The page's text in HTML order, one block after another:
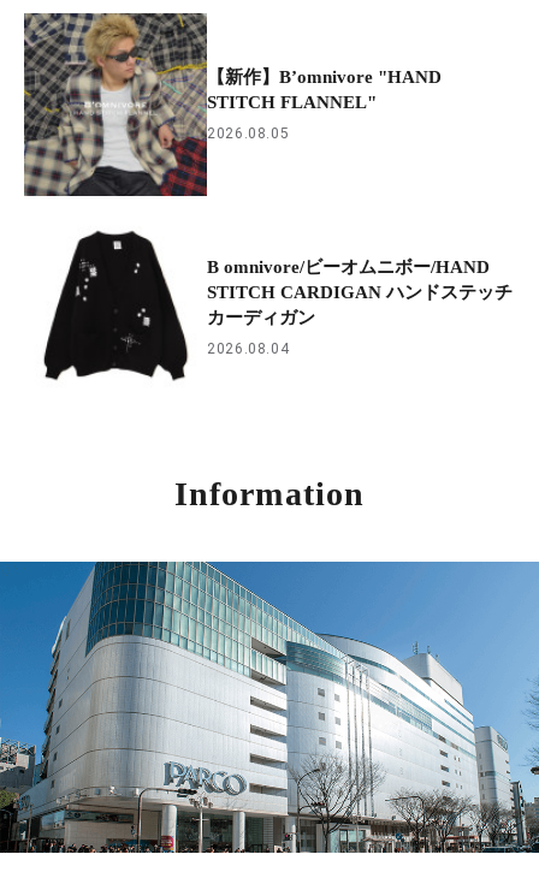
【新作】B’omnivore "HAND
STITCH FLANNEL"
2026.08.05
B omnivore/ビーオムニボー/HAND
STITCH CARDIGAN ハンドステッチ
カーディガン
2026.08.04
Information